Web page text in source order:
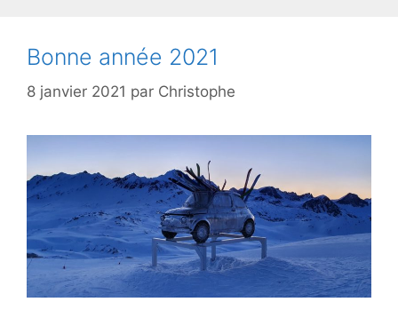
Bonne année 2021
8 janvier 2021 par Christophe